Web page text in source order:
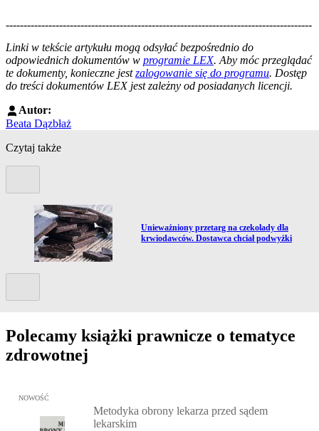
--------------------------------------------------------------------------------------
Linki w tekście artykułu mogą odsyłać bezpośrednio do
odpowiednich dokumentów w programie LEX. Aby móc przeglądać
te dokumenty, konieczne jestzalogowanie się do programu. Dostęp
do treści dokumentów LEX jest zależny od posiadanych licencji.
Autor:
Beata Dązbłaż
Czytaj także
Przejdź do artykułu:
Unieważniony przetarg na czekolady dla
krwiodawców. Dostawca chciał podwyżki
Polecamy książki prawnicze o tematyce
zdrowotnej
Przejdź do: Metodyka obrony lekarza przed sądem lekarskim,
NOWOŚĆ
Metodyka obrony lekarza przed sądem
lekarskim